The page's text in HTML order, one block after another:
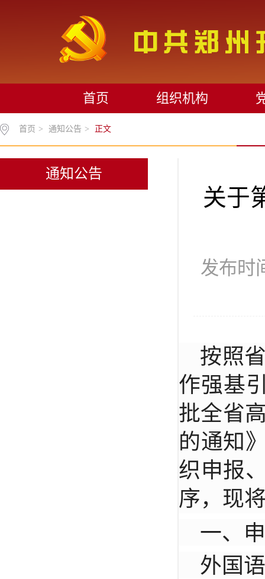
首页 组织机构
首页 > 通知公告 > 正文
通知公告
关于
发布时
按照
作强基
批全省
的通知
织申报
序，现
一、
外国